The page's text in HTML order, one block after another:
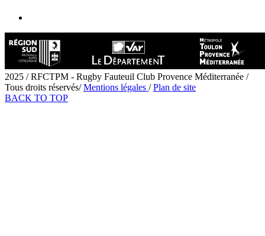
2025 / RFCTPM - Rugby Fauteuil Club Provence Méditerranée /
Tous droits réservés/Mentions légales /Plan de site
BACK TO TOP